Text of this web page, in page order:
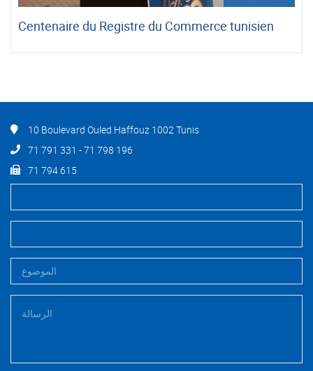
Centenaire du Registre du Commerce tunisien
10 Boulevard Ouled Haffouz 1002 Tunis
71 791 331 - 71 798 196
71 794 615